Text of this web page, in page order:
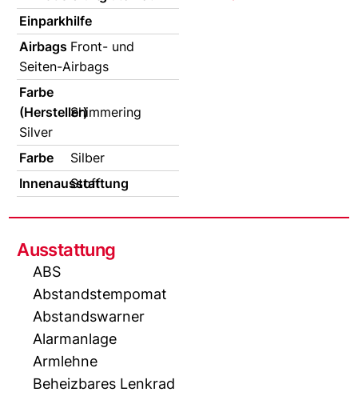
Einparkhilfe
AirbagsFront- und
Seiten-Airbags
Farbe
(Hersteller)Shimmering
Silver
Farbe
Silber
Innenausstattung
Stoff
Ausstattung
ABS
Abstandstempomat
Abstandswarner
Alarmanlage
Armlehne
Beheizbares Lenkrad